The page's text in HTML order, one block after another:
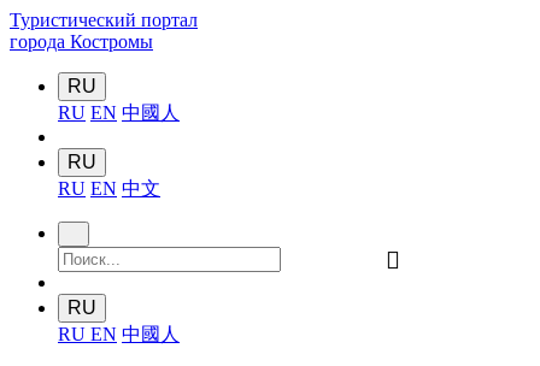
Туристический портал
города Костромы
RU
RU EN 中國人
RU
RU EN 中文
󰍉
RU
RU EN 中國人